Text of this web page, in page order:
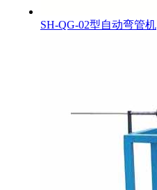
SH-QG-02型自动弯管机